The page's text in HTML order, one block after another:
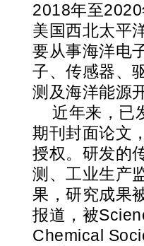
2018年至
美国西北太平
要从事海洋电
子、传感器、
测及海洋能源
近年来，已
期刊封面论文
授权。研发的
测、工业生产
果，研究成果
报道，被
Chemical